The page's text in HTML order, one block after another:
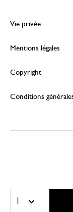
Vie privée
Mentions légales
Copyright
Conditions
©